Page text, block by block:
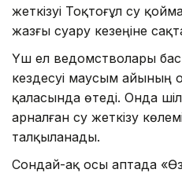
жеткізуі Тоқтоғұл су
жазғы суару кезеңіне
Үш ел ведомстволары
кездесуі маусым айының
қаласында өтеді. Онда
арналған су жеткізу
талқыланады.
Сондай-ақ осы аптада